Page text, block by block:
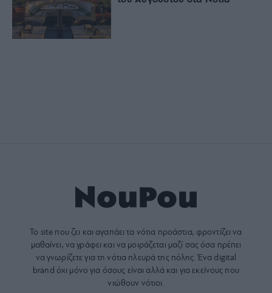
Το site που ζει και αγαπάει τα νότια προάστια, φροντίζει να
μαθαίνει, να γράφει και να μοιράζεται μαζί σας όσα πρέπει
να γνωρίζετε για τη νότια πλευρά της πόλης. Ένα digital
brand όχι μόνο για όσους είναι αλλά και για εκείνους που
νιώθουν νότιοι.